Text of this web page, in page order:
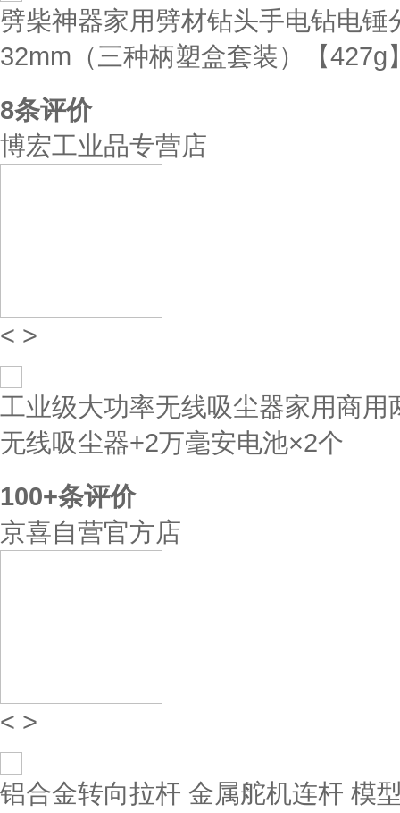
劈柴神器家用劈材钻头手电钻电
32mm（三种柄塑盒套装）【427g
8条评价
博宏工业品专营店
< >
工业级大功率无线吸尘器家用商
无线吸尘器+2万毫安电池×2个
100+条评价
京喜自营官方店
< >
铝合金转向拉杆 金属舵机连杆 模